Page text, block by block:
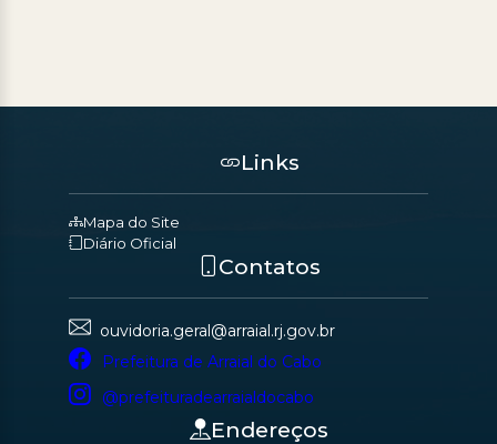
Links
Mapa do Site
Diário Oficial
Contatos
ouvidoria.geral@arraial.rj.gov.br
Prefeitura de Arraial do Cabo
@prefeituradearraialdocabo
Endereços